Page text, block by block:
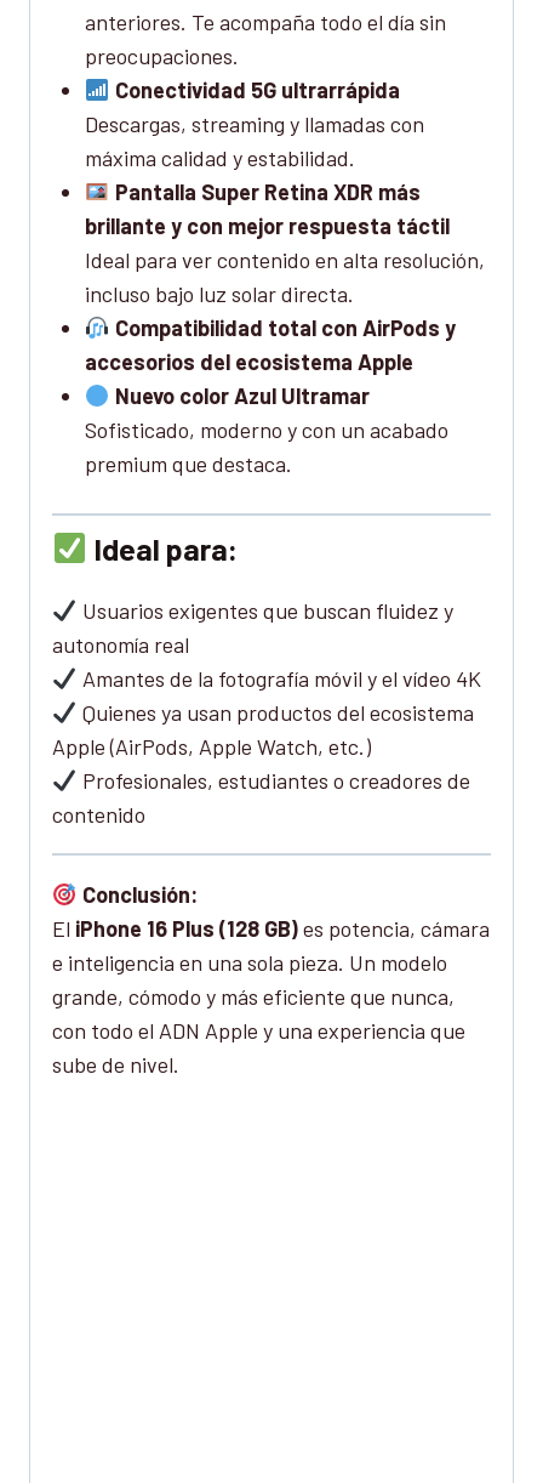
anteriores. Te acompaña todo el día sin
preocupaciones.
Conectividad 5G ultrarrápida
Descargas, streaming y llamadas con
máxima calidad y estabilidad.
Pantalla Super Retina XDR más
brillante y con mejor respuesta táctil
Ideal para ver contenido en alta resolución,
incluso bajo luz solar directa.
Compatibilidad total con AirPods y
accesorios del ecosistema Apple
Nuevo color Azul Ultramar
Sofisticado, moderno y con un acabado
premium que destaca.
Ideal para:
Usuarios exigentes que buscan fluidez y
autonomía real
Amantes de la fotografía móvil y el vídeo 4K
Quienes ya usan productos del ecosistema
Apple (AirPods, Apple Watch, etc.)
Profesionales, estudiantes o creadores de
contenido
Conclusión:
El iPhone 16 Plus (128 GB)es potencia, cámara
e inteligencia en una sola pieza. Un modelo
grande, cómodo y más eficiente que nunca,
con todo el ADN Apple y una experiencia que
sube de nivel.